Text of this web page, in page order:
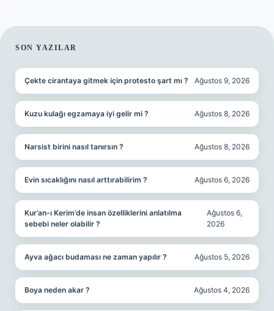
SIDEBAR
SON YAZILAR
Çekte cirantaya gitmek için protesto şart mı ? Ağustos 9, 2026
Kuzu kulağı egzamaya iyi gelir mi ? Ağustos 8, 2026
Narsist birini nasıl tanırsın ? Ağustos 8, 2026
Evin sıcaklığını nasıl arttırabilirim ? Ağustos 6, 2026
Kur’an-ı Kerim’de insan özelliklerini anlatılma
sebebi neler olabilir ?
Ağustos 6,
2026
Ayva ağacı budaması ne zaman yapılır ? Ağustos 5, 2026
Boya neden akar ? Ağustos 4, 2026